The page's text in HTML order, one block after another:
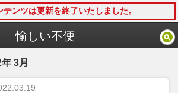
テンツは更新を終了いたしました。
愉しい不便
3月
03. 19
モバイル PC